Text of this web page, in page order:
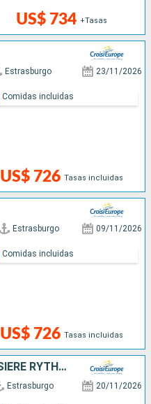
US$ 734 +Tasas
Estrasburgo 23/11/2026
US$ 726 Tasas incluidas
Comidas incluidas
Estrasburgo 09/11/2026
US$ 726 Tasas incluidas
Comidas incluidas
LE RHIN EN FOLIE : UNE CROISIÈRE RYTHMÉE : LÉGENDE, SAVEURS ET BONNE HUMEUR
Estrasburgo 20/11/2026